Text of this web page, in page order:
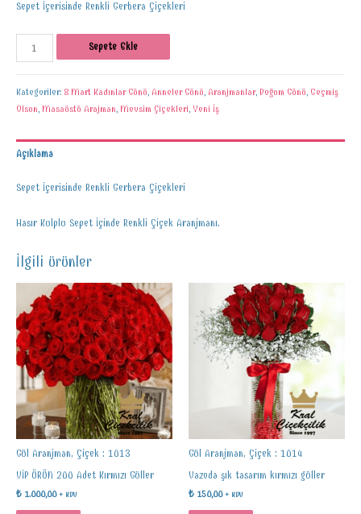
Sepet İçerisinde Renkli Gerbera Çiçekleri
Sepete Ekle
Kategoriler: 8 Mart Kadınlar Günü, Anneler Günü, Aranjmanlar, Doğum Günü, Geçmiş
Olsun, Masaüstü Arajman, Mevsim Çiçekleri, Yeni İş
Açıklama
Sepet İçerisinde Renkli Gerbera Çiçekleri
Hasır Kulplu Sepet İçinde Renkli Çiçek Aranjmanı.
İlgili ürünler
Gül Aranjman, Çiçek : 1013
VİP ÜRÜN 200 Adet Kırmızı Güller
₺1.000,00 + KDV
Gül Aranjman, Çiçek : 1014
Vazoda şık tasarım kırmızı güller
₺ 150,00 + KDV